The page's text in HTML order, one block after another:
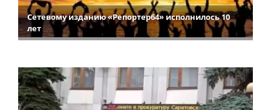
Сетевому изданию «Репортер64» исполнилось 10
лет